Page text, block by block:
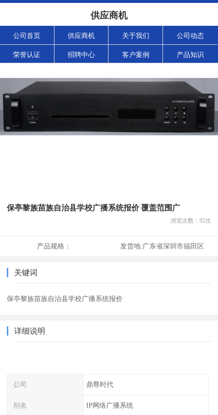
供应商机
公司首页 供应商机 关于我们 公司动态
荣誉认证 招聘中心 客户案例 产品知识
保亭黎族苗族自治县学校广播系统报价 覆盖范围广
浏览次数： 92次
产品规格： 发货地:广东省深圳市福田区
关键词
保亭黎族苗族自治县学校广播系统报价
详细说明
公司 鼎尊时代
别名 IP网络广播系统